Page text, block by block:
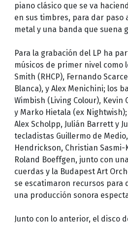
piano clásico que se va
en sus timbres, para dar paso
metal y una banda que suena
Para la grabación del LP ha
músicos de primer nivel como
Smith (RHCP), Fernando
Blanca), y Alex Menichini; los
Wimbish (Living Colour), Kevin
y Marko Hietala (ex
Alex Scholpp, Julián Barrett y
tecladistas Guillermo de
Hendrickson, Christian
Roland Boeffgen, junto con
cuerdas y la Budapest Art
se escatimaron recursos para
una producción sonora
Junto con lo anterior, el disco